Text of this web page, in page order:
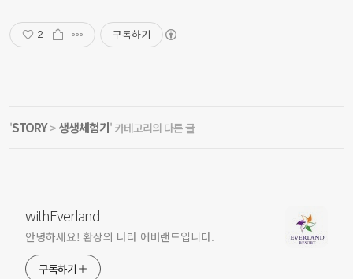
2 구독하기
'STORY>생생체험기' 카테고리의 다른 글
withEverland
안녕하세요! 환상의 나라 에버랜드입니다.
구독하기